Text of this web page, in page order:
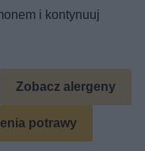
i kontynuuj
Zobacz alergeny
potrawy